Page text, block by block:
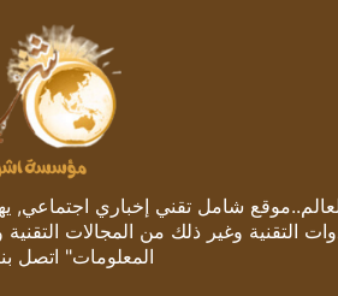
شامل تقني إخباري اجتماعي,
التقنية وغير ذلك من المجالات
المعلومات" اتصل